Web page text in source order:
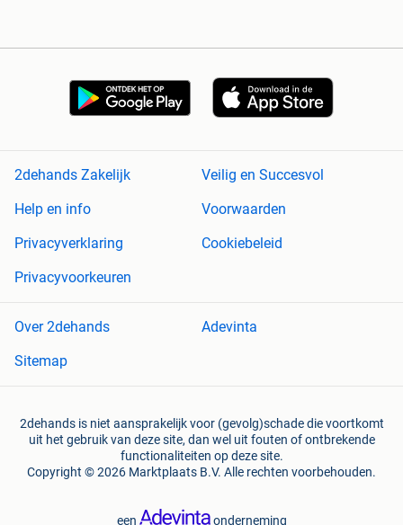
2dehands Zakelijk
Veilig en Succesvol
Help en info
Voorwaarden
Privacyverklaring
Cookiebeleid
Privacyvoorkeuren
Over 2dehands
Adevinta
Sitemap
2dehands is niet aansprakelijk voor (gevolg)schade die voortkomt
uit het gebruik van deze site, dan wel uit fouten of ontbrekende
functionaliteiten op deze site.
Copyright © 2026 Marktplaats B.V. Alle rechten voorbehouden.
een onderneming